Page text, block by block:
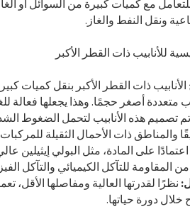
مع كميات كبيرة من السوائل أو
ونقل النفط والغاز.
ذات القطر الأكبر بنقل كميات
متعددة أصغر حجمًا. وهذا يجعلها فعالة
تم تصميم هذه الأنابيب لتحمل الضغوط
والمناطق ذات الأحمال الثقيلة
اعتمادًا على المادة، مثل البولي إيثيلين
المقاومة للتآكل الكيميائي والتآكل
نظرًا لقدرتها العالية ومفاصلها
خلال دورة حياتها.